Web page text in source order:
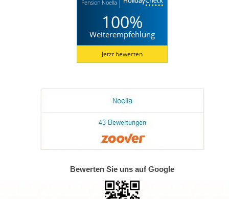
Pension Noella
100%
Weiterempfehlung
Jetzt bewerten
Bewerten Sie uns auf Google